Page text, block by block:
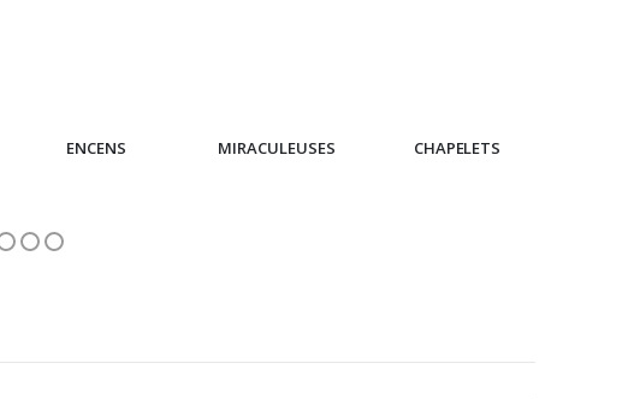
ENCENS MIRACULEUSES CHAPELETS